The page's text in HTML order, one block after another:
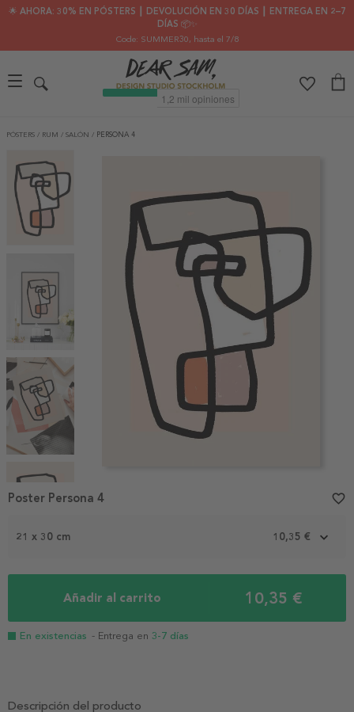
🌟 AHORA: 30% EN PÓSTERS ┃ DEVOLUCIÓN EN 30 DÍAS ┃ ENTREGA EN 2–7
DÍAS 📦✨
Code: SUMMER30, hasta el 7/8
PÓSTERS / RUM / SALÓN / PERSONA 4
1
21 x 30 cm 10,35 €
Añadir al carrito 10,35 €
En existencias - Entrega en 3-7 días
Poster Persona 4 favorite_border
Descripción del producto